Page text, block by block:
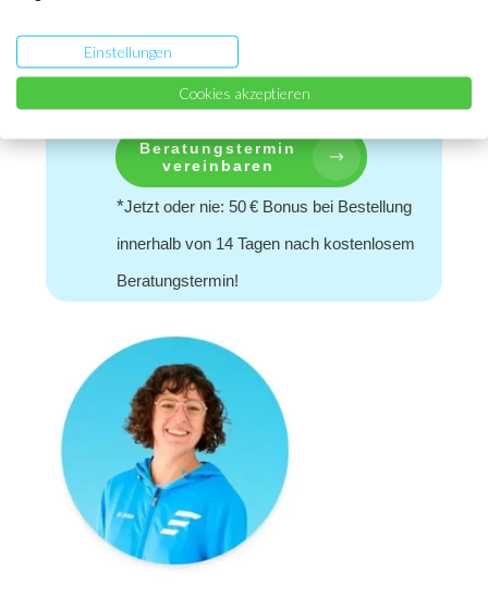
ganz auf deine Bedürfnisse
zugeschnitten.
Beratungstermin
vereinbaren
*Jetzt oder nie: 50 € Bonus bei Bestellung
innerhalb von 14 Tagen nach kostenlosem
Beratungstermin!
Einstellungen
Cookies akzeptieren